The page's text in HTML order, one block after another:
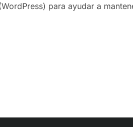
para ayudar a